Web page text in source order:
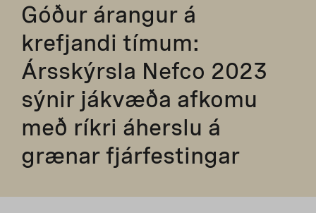
Góður árangur á
krefjandi tímum:
Ársskýrsla Nefco 2023
sýnir jákvæða afkomu
með ríkri áherslu á
grænar fjárfestingar